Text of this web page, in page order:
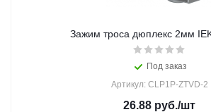
Зажим троса дюплекс 2мм
Под заказ
Артикул: CLP1P-ZTVD-2
26.88 руб./шт